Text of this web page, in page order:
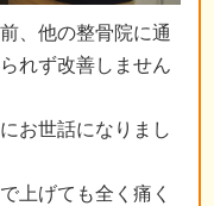
、他の整骨院に通
れず改善しません
お世話になりまし
上げても全く痛く